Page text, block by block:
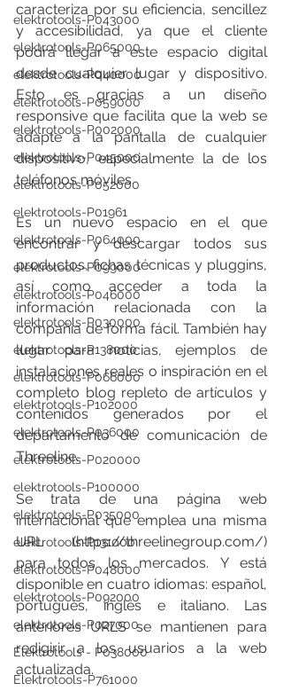
elektrotools-P043000
elektrotools-P065000
elektrotools-P040000
elektrotools-P059000
elektrotools-P002000
elektrotools-P045000
elektrotools-P052000
elektrotools-P01961
elektrotools-P064000
elektrotools-P099000
elektrotools-P046000
elektrotools-P030000
elektrotools-P138000
elektrotools-P066000
elektrotools-P102000
elektrotools-P036000
elektrotools-P020000
elektrotools-P100000
elektrotools-P035000
elektrotools-P131000
elektrotools-P048000
elektrotools-P092000
elektrotools-P027000
Elektrotools - P038000
Elektrotools-P761000
caracteriza por su eficiencia, sencillez
y accesibilidad, ya que el cliente
podrá llegar a este espacio digital
desde cualquier lugar y dispositivo.
Esto es gracias a un diseño
responsive que facilita que la web se
adapte a la pantalla de cualquier
dispositivo, especialmente la de los
teléfonos móviles.
Es un nuevo espacio en el que
encontrar y descargar todos sus
productos, fichas técnicas y pluggins,
así como acceder a toda la
información relacionada con la
compañía de forma fácil. También hay
lugar para noticias, ejemplos de
instalaciones reales o inspiración en el
completo blog repleto de artículos y
contenidos generados por el
departamento de comunicación de
Threeline.
Se trata de una página web
internacional que emplea una misma
URL (https://threelinegroup.com/)
para todos los mercados. Y está
disponible en cuatro idiomas: español,
portugués, inglés e italiano. Las
anteriores URLS se mantienen para
redigirir a los usuarios a la web
actualizada.